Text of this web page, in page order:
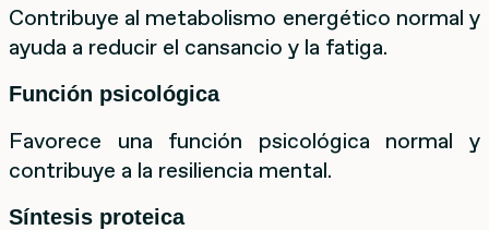
Contribuye al metabolismo energético normal y
ayuda a reducir el cansancio y la fatiga.
Función psicológica
Favorece una función psicológica normal y
contribuye a la resiliencia mental.
Síntesis proteica